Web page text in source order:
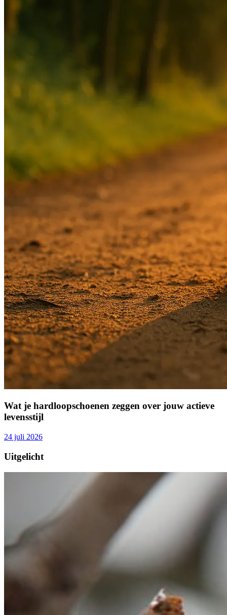
Wat je hardloopschoenen zeggen over jouw actieve
levensstijl
24 juli 2026
Uitgelicht